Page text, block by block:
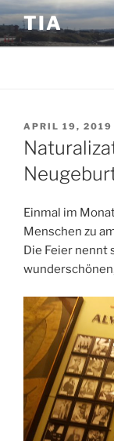
Zum
Inhalt
springen
TIA
AM
APRIL 19, 2019
Einmal im
Menschen zu
Die Feier nennt